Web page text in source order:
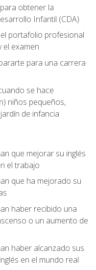
obtener la
Infantil (CDA)
portafolio profesional
el examen
para una carrera
se hace
niños pequeños,
de infancia
que mejorar su inglés
el trabajo
que ha mejorado su
haber recibido una
o un aumento de
haber alcanzado sus
en el mundo real